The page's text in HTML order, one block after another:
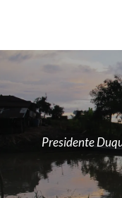
Presidente